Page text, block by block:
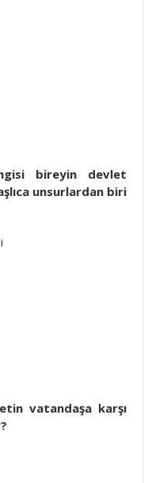
bireyin devlet
unsurlardan biri
vatandaşa karşı